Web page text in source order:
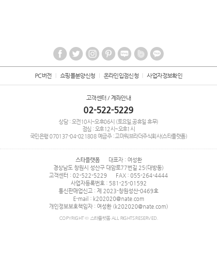
PC버전 쇼핑몰분양신청 온라인입점신청 사업자정보확인
고객센터 / 계좌안내
02-522-5229
상담 : 오전10시~오후06시 (토요일,공휴일 휴무)
점심 : 오후12시~오후1시
국민은행070137-04-021808 예금주 : 고마워브라더주식회사(스타플랫폼)
스타플랫폼
대표자 : 여성환
경상남도 창원시 성산구 대암로77번길 25(대방동)
고객센터 : 02-522-5229
FAX : 055-264-4444
사업자등록번호 : 581-25-01592
통신판매업신고 : 제 2023-창원성산-0469호
E-mail : k202020@nate.com
개인정보보호책임자 : 여성환 (k202020@nate.com)
COPYRIGHT © 스타플랫폼 ALL RIGHTS RESERVED.